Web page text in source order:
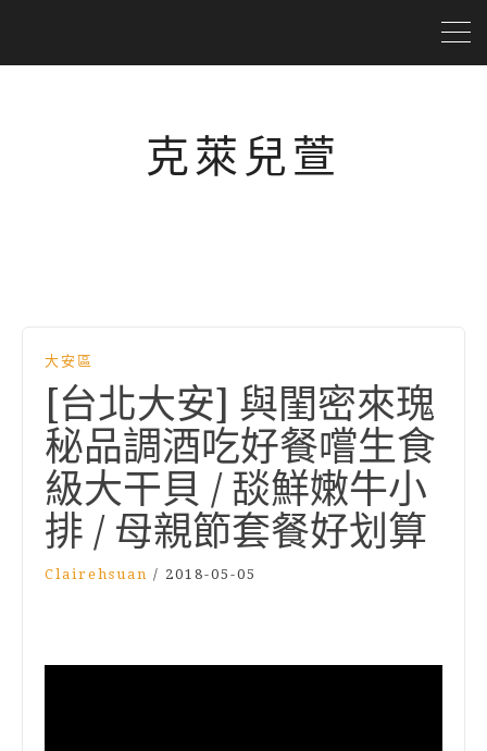
克萊兒萱
大安區
[台北大安] 與閨密來瑰
秘品調酒吃好餐嚐生食
級大干貝 / 舕鮮嫩牛小
排 / 母親節套餐好划算
Clairehsuan / 2018-05-05